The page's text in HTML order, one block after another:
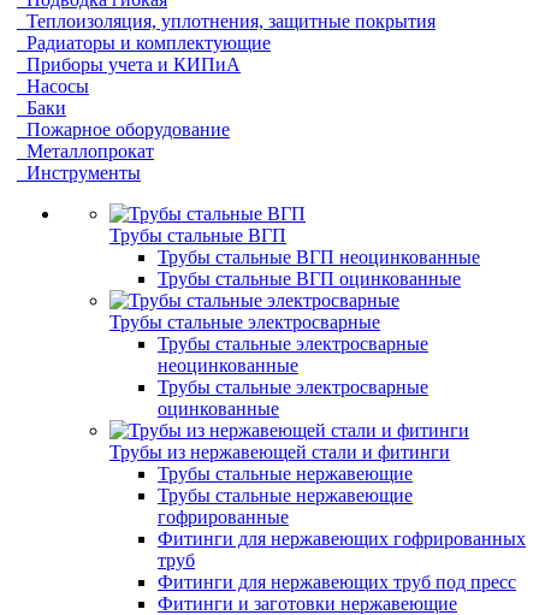
Теплоизоляция, уплотнения, защитные покрытия
Радиаторы и комплектующие
Приборы учета и КИПиА
Насосы
Баки
Пожарное оборудование
Металлопрокат
Инструменты
Трубы стальные ВГП
Трубы стальные ВГП неоцинкованные
Трубы стальные ВГП оцинкованные
Трубы стальные электросварные
Трубы стальные электросварные
неоцинкованные
Трубы стальные электросварные
оцинкованные
Трубы из нержавеющей стали и фитинги
Трубы стальные нержавеющие
Трубы стальные нержавеющие
гофрированные
Фитинги для нержавеющих гофрированных
труб
Фитинги для нержавеющих труб под пресс
Фитинги и заготовки нержавеющие